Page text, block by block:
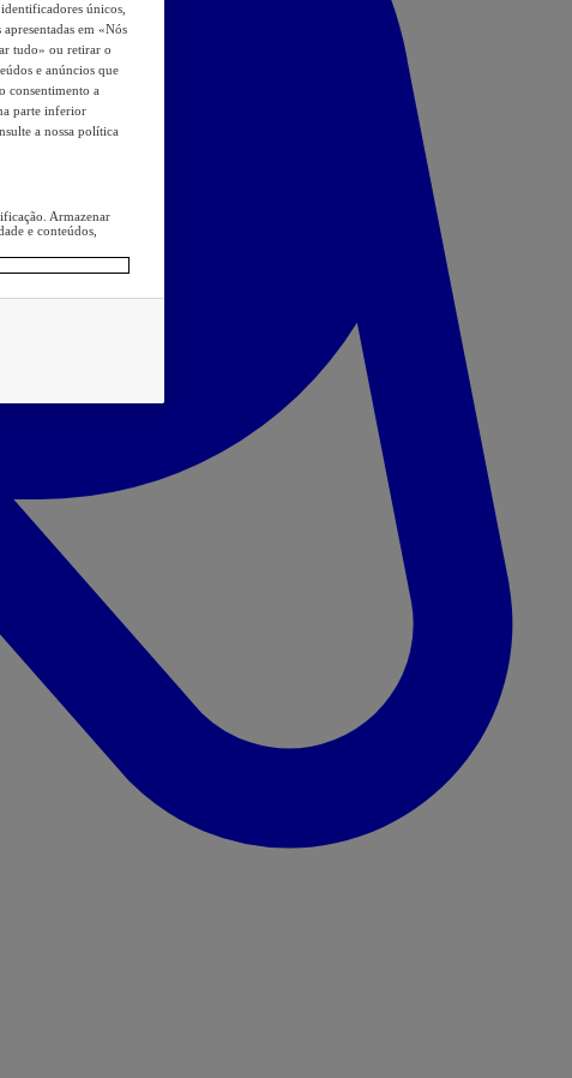
únicos,
em «Nós
tudo» ou retirar o
e anúncios que
consentimento a
parte inferior
a nossa política
Armazenar
e conteúdos,